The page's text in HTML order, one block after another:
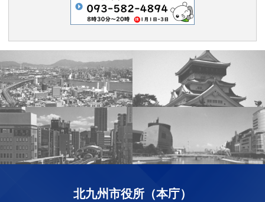
北九州市役所（本庁）